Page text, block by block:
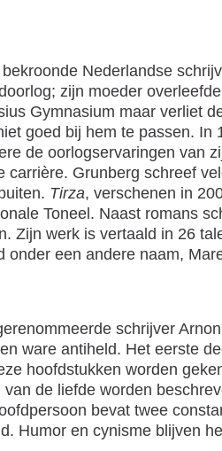
Nederlandse
zijn moeder
Gymnasium maar verliet
goed bij hem te passen. In
de oorlogservaringen van
Grunberg schreef
Tirza, verschenen in
Toneel. Naast romans
Zijn werk is vertaald in 26
een andere naam,
schrijver
ware antiheld. Het eerste
hoofdstukken worden
de liefde worden
bevat twee
Humor en cynisme blijven